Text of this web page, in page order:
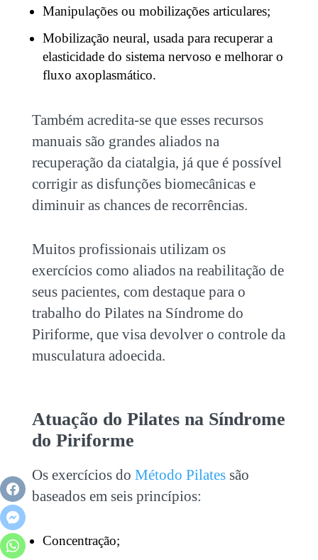
Manipulações ou mobilizações articulares;
Mobilização neural, usada para recuperar a
elasticidade do sistema nervoso e melhorar o
fluxo axoplasmático.
Também acredita-se que esses recursos
manuais são grandes aliados na
recuperação da ciatalgia, já que é possível
corrigir as disfunções biomecânicas e
diminuir as chances de recorrências.
Muitos profissionais utilizam os
exercícios como aliados na reabilitação de
seus pacientes, com destaque para o
trabalho do Pilates na Síndrome do
Piriforme, que visa devolver o controle da
musculatura adoecida.
Atuação do Pilates na Síndrome
do Piriforme
Os exercícios do Método Pilatessão
baseados em seis princípios:
Concentração;